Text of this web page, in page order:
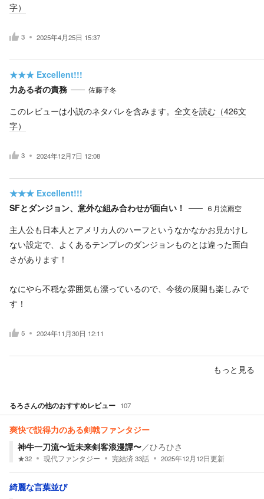
字）
3 2025年4月25日 15:37
★★★ Excellent!!!
力ある者の責務
佐藤子冬
このレビューは小説のネタバレを含みます。 全文を読む（426文
字）
3 2024年12月7日 12:08
★★★ Excellent!!!
SFとダンジョン、意外な組み合わせが面白い！
６月流雨空
主人公も日本人とアメリカ人のハーフというなかなかお見かけし
ない設定で、よくあるテンプレのダンジョンものとは違った面白
さがあります！
なにやら不穏な雰囲気も漂っているので、今後の展開も楽しみで
す！
5 2024年11月30日 12:11
もっと見る
るろさんの他のおすすめレビュー 107
爽快で説得力のある剣戟ファンタジー
神牛一刀流〜近未来剣客浪漫譚〜／ひろひさ
★32 現代ファンタジー 完結済33話 2025年12月12日更新
綺麗な言葉並び